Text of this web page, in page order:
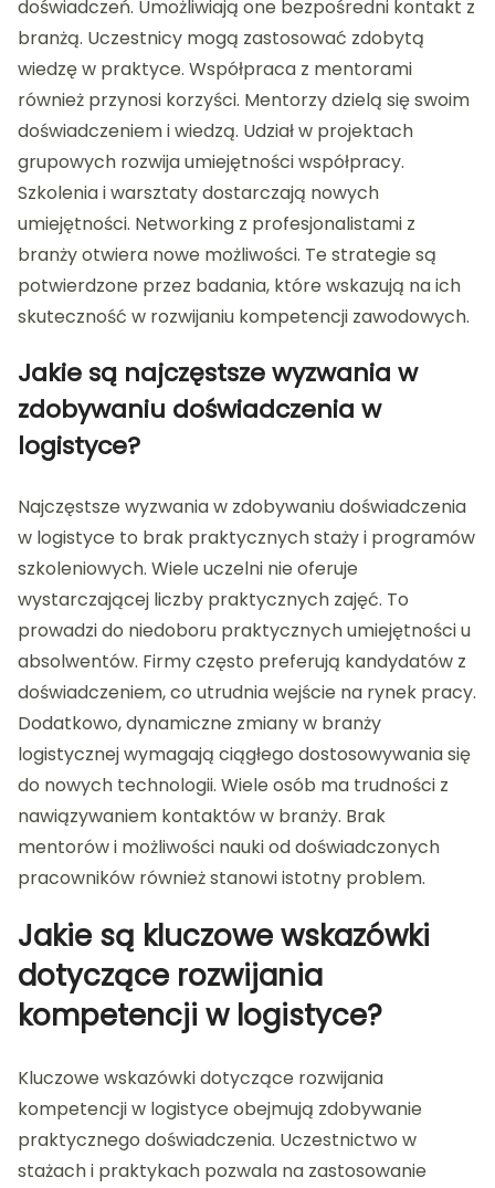
doświadczeń. Umożliwiają one bezpośredni kontakt z
branżą. Uczestnicy mogą zastosować zdobytą
wiedzę w praktyce. Współpraca z mentorami
również przynosi korzyści. Mentorzy dzielą się swoim
doświadczeniem i wiedzą. Udział w projektach
grupowych rozwija umiejętności współpracy.
Szkolenia i warsztaty dostarczają nowych
umiejętności. Networking z profesjonalistami z
branży otwiera nowe możliwości. Te strategie są
potwierdzone przez badania, które wskazują na ich
skuteczność w rozwijaniu kompetencji zawodowych.
Jakie są najczęstsze wyzwania w
zdobywaniu doświadczenia w
logistyce?
Najczęstsze wyzwania w zdobywaniu doświadczenia
w logistyce to brak praktycznych staży i programów
szkoleniowych. Wiele uczelni nie oferuje
wystarczającej liczby praktycznych zajęć. To
prowadzi do niedoboru praktycznych umiejętności u
absolwentów. Firmy często preferują kandydatów z
doświadczeniem, co utrudnia wejście na rynek pracy.
Dodatkowo, dynamiczne zmiany w branży
logistycznej wymagają ciągłego dostosowywania się
do nowych technologii. Wiele osób ma trudności z
nawiązywaniem kontaktów w branży. Brak
mentorów i możliwości nauki od doświadczonych
pracowników również stanowi istotny problem.
Jakie są kluczowe wskazówki
dotyczące rozwijania
kompetencji w logistyce?
Kluczowe wskazówki dotyczące rozwijania
kompetencji w logistyce obejmują zdobywanie
praktycznego doświadczenia. Uczestnictwo w
stażach i praktykach pozwala na zastosowanie